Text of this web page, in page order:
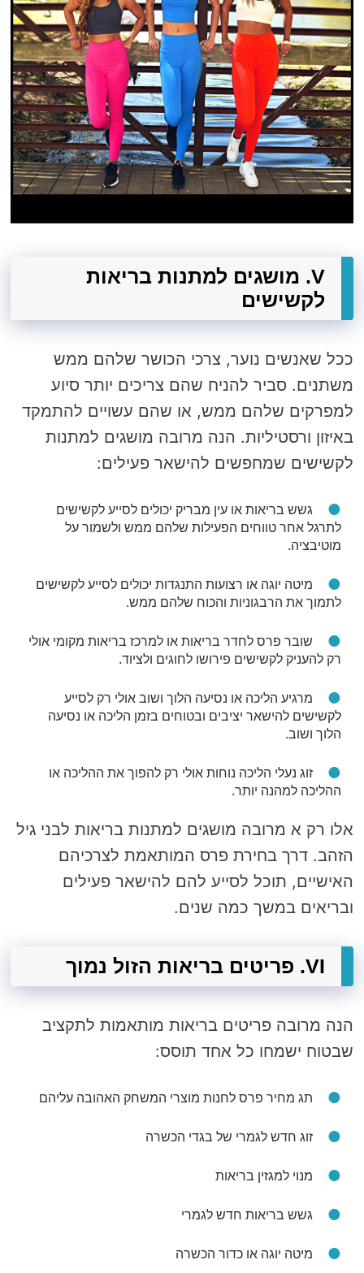
V. מושגים למתנות בריאות
לקשישים
ככל שאנשים נוער, צרכי הכושר שלהם ממש
משתנים. סביר להניח שהם צריכים יותר סיוע
למפרקים שלהם ממש, או שהם עשויים להתמקד
באיזון ורסטיליות. הנה מרובה מושגים למתנות
לקשישים שמחפשים להישאר פעילים:
גשש בריאות או עין מבריק יכולים לסייע לקשישים
לתרגל אחר טווחים הפעילות שלהם ממש ולשמור על
מוטיבציה.
מיטה יוגה או רצועות התנגדות יכולים לסייע לקשישים
לתמוך את הרבגוניות והכוח שלהם ממש.
שובר פרס לחדר בריאות או למרכז בריאות מקומי אולי
רק להעניק לקשישים פירושו לחוגים ולציוד.
מרגיע הליכה או נסיעה הלוך ושוב אולי רק לסייע
לקשישים להישאר יציבים ובטוחים בזמן הליכה או נסיעה
הלוך ושוב.
זוג נעלי הליכה נוחות אולי רק להפוך את ההליכה או
ההליכה למהנה יותר.
אלו רק א מרובה מושגים למתנות בריאות לבני גיל
הזהב. דרך בחירת פרס המותאמת לצרכיהם
האישיים, תוכל לסייע להם להישאר פעילים
ובריאים במשך כמה שנים.
VI. פריטים בריאות הזול נמוך
הנה מרובה פריטים בריאות מותאמות לתקציב
שבטוח ישמחו כל אחד תוסס:
תג מחיר פרס לחנות מוצרי המשחק האהובה עליהם
זוג חדש לגמרי של בגדי הכשרה
מנוי למגזין בריאות
גשש בריאות חדש לגמרי
מיטה יוגה או כדור הכשרה